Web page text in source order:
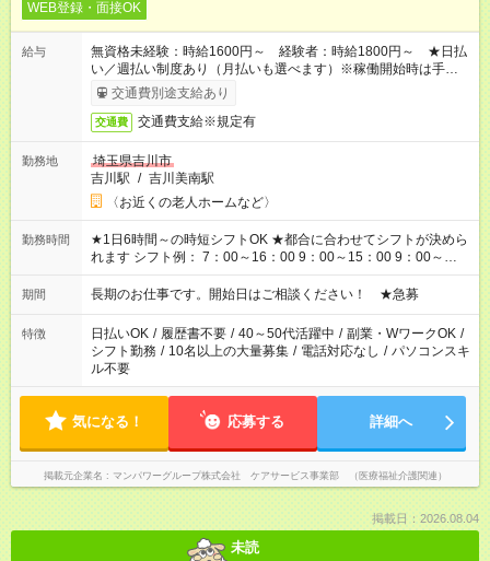
WEB登録・面接OK
給与
無資格未経験：時給1600円～ 経験者：時給1800円～ ★日払
い／週払い制度あり（月払いも選べます）※稼働開始時は手続き
完了次第のお支払いとなります。
交通費別途支給あり
交通費 交通費支給※規定有
勤務地
埼玉県吉川市
吉川駅 / 吉川美南駅
〈お近くの老人ホームなど〉
勤務時間
★1日6時間～の時短シフトOK ★都合に合わせてシフトが決めら
れます シフト例： 7：00～16：00 9：00～15：00 9：00～
18：00 11：00～20：00 など ※Wワークの場合、他のお仕事と
合わせ週40時間超の就業はご案内できません ※法令に基づき、
派遣法（日雇い派遣の原則禁止）により、短時間・短期間の就
業はご案内が難しい場合があります
期間 長期のお仕事です。開始日はご相談ください！ ★急募
特徴 日払いOK / 履歴書不要 / 40～50代活躍中 / 副業・WワークOK /
シフト勤務 / 10名以上の大量募集 / 電話対応なし / パソコンスキ
ル不要
気になる！ 応募する 詳細へ
掲載元企業名 マンパワーグループ株式会社 ケアサービス事業部 （医療福祉介護関連）
掲載日：2026.08.04
未読